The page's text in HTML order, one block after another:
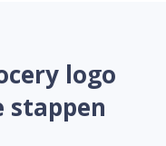
logo
stappen